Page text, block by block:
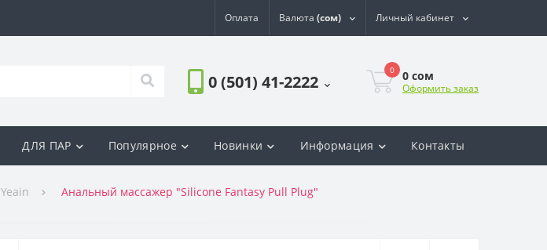
Оплата Валюта (сом) Личный кабинет
0 (501) 41-2222
0 0 сом
Оформить заказ
ДЛЯ ПАР Популярное Новинки Информация Контакты
Yeain Анальный массажер "Silicone Fantasy Pull Plug"